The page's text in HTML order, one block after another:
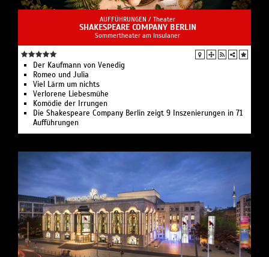
AUFFÜHRUNGEN / Theater
SHAKESPEARE COMPANY BERLIN
Sommertheater am Insulaner
Der Kaufmann von Venedig
Romeo und Julia
Viel Lärm um nichts
Verlorene Liebesmühe
Komödie der Irrungen
Die Shakespeare Company Berlin zeigt 9 Inszenierungen in 71
Aufführungen